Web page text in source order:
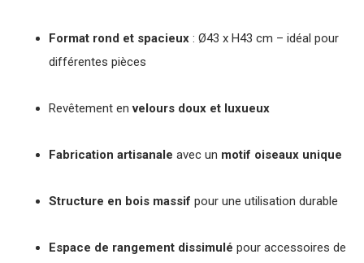
Format rond et spacieux : Ø43 x H43 cm – idéal pour
différentes pièces
Revêtement envelours doux et luxueux
Fabrication artisanale avec un motif oiseaux unique
Structure en bois massif pour une utilisation durable
Espace de rangement dissimulé pour accessoires de